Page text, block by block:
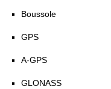
Boussole
GPS
A-GPS
GLONASS